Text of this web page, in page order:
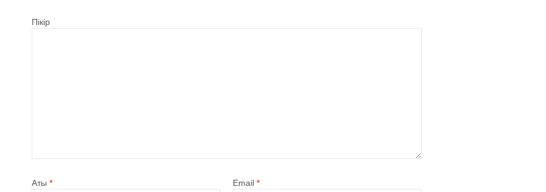
Пікір
Аты * Email *